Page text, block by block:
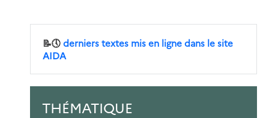
📝🕔derniers textes mis en ligne dans le site
AIDA
THÉMATIQUE